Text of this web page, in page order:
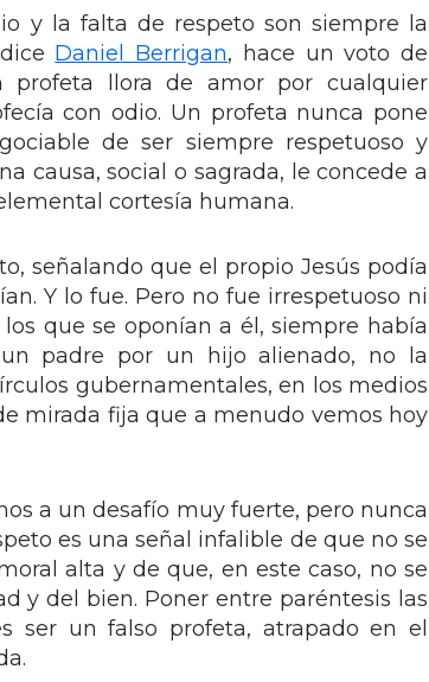
y la falta de respeto son siempre la
Daniel Berrigan, hace un voto de
profeta llora de amor por cualquier
con odio. Un profeta nunca pone
de ser siempre respetuoso y
causa, social o sagrada, le concede a
cortesía humana.
señalando que el propio Jesús podía
Y lo fue. Pero no fue irrespetuoso ni
que se oponían a él, siempre había
padre por un hijo alienado, no la
gubernamentales, en los medios
mirada fija que a menudo vemos hoy
a un desafío muy fuerte, pero nunca
es una señal infalible de que no se
alta y de que, en este caso, no se
y del bien. Poner entre paréntesis las
ser un falso profeta, atrapado en el